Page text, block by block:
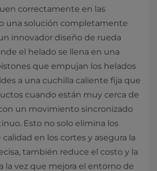
correctamente en las
una solución completamente
innovador diseño de rueda
el helado se llena en una
que empujan los helados
a una cuchilla caliente fija que
cuando están muy cerca de
un movimiento sincronizado
Esto no solo elimina los
en los cortes y asegura la
también reduce el costo y la
la vez que mejora el entorno de